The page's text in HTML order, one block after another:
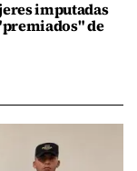
imputadas
de